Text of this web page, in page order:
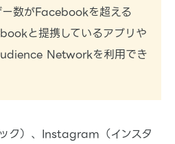
ー数がFacebookを超える
と提携しているアプリや
Networkを利用でき
ク）、Instagram（インスタ
報
アプリ・テーマの紹介など基本的な